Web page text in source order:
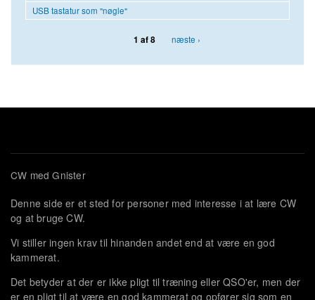
USB tastatur som "nøgle"
1 af 8 næste ›
CW med Gnister
Denne side er et sted for personer med interesse i at lære CW
og at bruge CW.
Vi stiller ingen krav til hinanden andet end at være en god
kammerat.
Det betyder at der er ikke pligt til træning eller QSO'er, men der
er en pligt til at være en god kammerat og opfører sig som en